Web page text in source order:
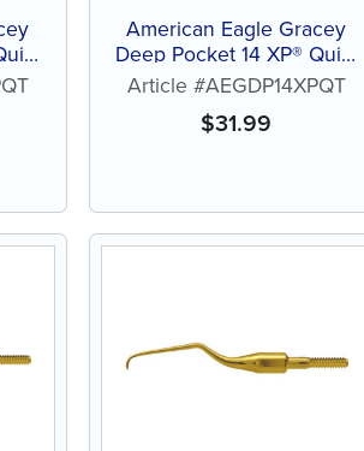
American Eagle Gracey
Deep Pocket 14 XP® Quik-
Tip™ sans affûtage
Article #AEGDP14XPQT
$31.99